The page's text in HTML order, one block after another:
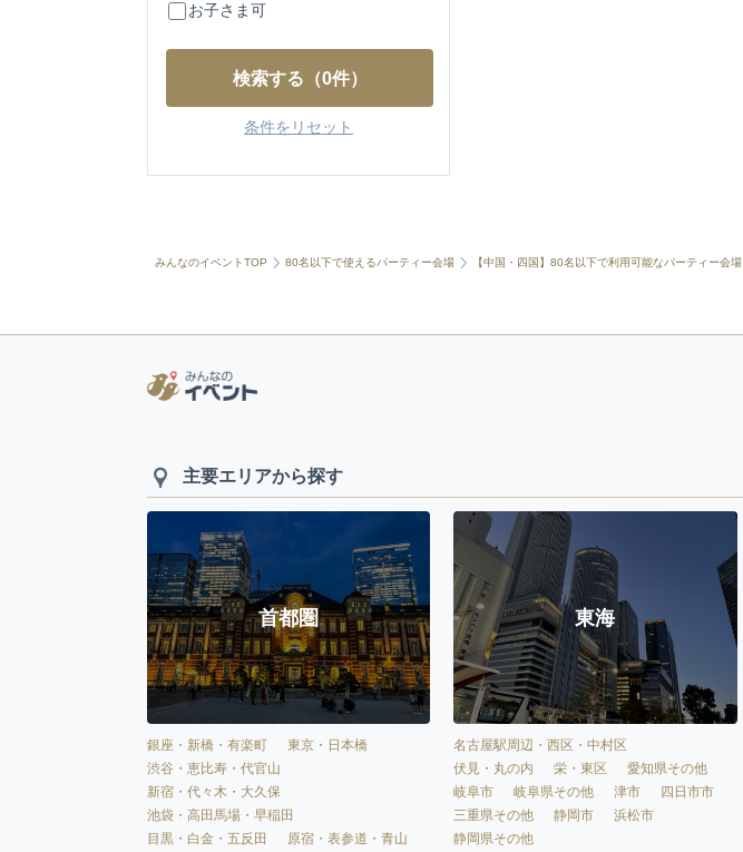
お子さま可
検索する （0件）
条件をリセット
みんなのイベントTOP 80名以下で使えるパーティー会場 【中国・四国】80名以下で利用可能なパーティー会場
主要エリアから探す
首都圏
銀座・新橋・有楽町
東京・日本橋
渋谷・恵比寿・代官山
新宿・代々木・大久保
池袋・高田馬場・早稲田
目黒・白金・五反田
原宿・表参道・青山
東海
名古屋駅周辺・西区・中村区
伏見・丸の内
栄・東区
愛知県その他
岐阜市
岐阜県その他 津市
四日市市
三重県その他
静岡市
浜松市
静岡県その他